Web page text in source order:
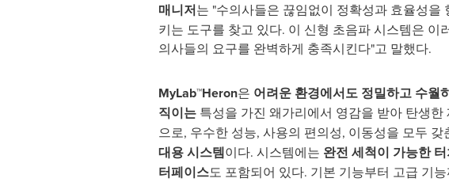
매니저는 "수의사들은 끊임없이 정확성과 효율성을
키는 도구를 찾고 있다. 이 신형 초음파 시스템은 이
의사들의 요구를 완벽하게 충족시킨다"고 말했다.
MyLab™Heron은 어려운 환경에서도 정밀하고 수월
직이는 특성을 가진 왜가리에서 영감을 받아 탄생한
으로, 우수한 성능, 사용의 편의성, 이동성을 모두 갖
대용 시스템이다. 시스템에는 완전 세척이 가능한
터페이스도 포함되어 있다. 기본 기능부터 고급 기능